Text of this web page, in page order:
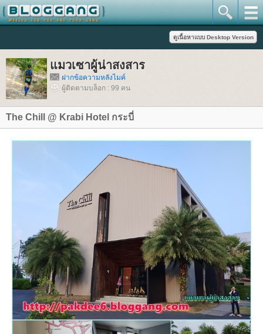
มวเซาผู้น่าสงสาร
ฝากข้อความหลังไมค์
ผู้ติดตามบล็อก : 99 คน
The Chill @ Krabi Hotel กระบี่